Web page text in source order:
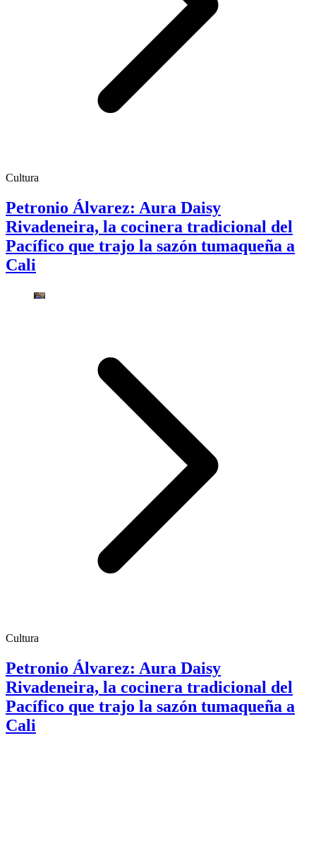
Cultura
Petronio Álvarez: Aura Daisy
Rivadeneira, la cocinera tradicional del
Pacífico que trajo la sazón tumaqueña a
Cali
Cultura
Petronio Álvarez: Aura Daisy
Rivadeneira, la cocinera tradicional del
Pacífico que trajo la sazón tumaqueña a
Cali